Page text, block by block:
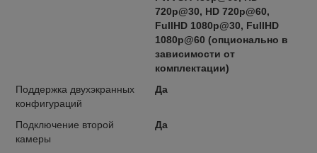
720p@30, HD 720p@60,
FullHD 1080p@30, FullHD
1080p@60 (опционально в
зависимости от
комплектации)
Поддержка двухэкранных
конфигураций
Да
Подключение второй
камеры
Да